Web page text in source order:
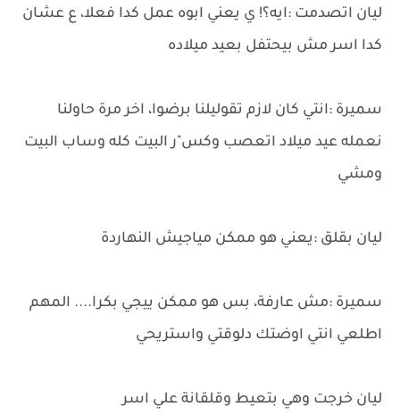
ليان اتصدمت :ايه؟! ي يعني ابوه عمل كدا فعلا، ع عشان
كدا اسر مش بيحتفل بعيد ميلاده
سميرة :انتي كان لازم تقوليلنا برضوا، اخر مرة حاولنا
نعمله عيد ميلاد اتعصب وكس"ر البيت كله وساب البيت
ومشي
ليان بقلق :يعني هو ممكن مياجيش النهاردة
سميرة :مش عارفة، بس هو ممكن ييجي بكرا.... المهم
اطلعي انتي اوضتك دلوقتي واستريحي
ليان خرجت وهي بتعيط وقلقانة علي اسر